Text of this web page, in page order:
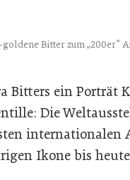
Bitter zum „200er“
Bitters ein Porträt
Die
internationalen
Ikone bis